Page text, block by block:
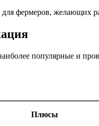
фермеров, желающих
популярные и
Плюсы